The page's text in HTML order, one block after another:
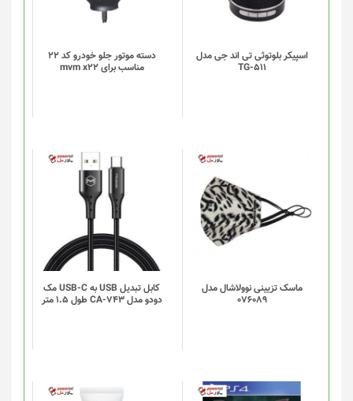
اسپیکر بلوتوثی تی اند جی مدل
TG-511
دسته موتور جلو خودرو کد 22
مناسب برای mvm x22
ماسک تزیینی نوولاشال مدل
076089
کابل تبدیل USB به USB-C مک
دودو مدل CA-743 طول 1.5 متر